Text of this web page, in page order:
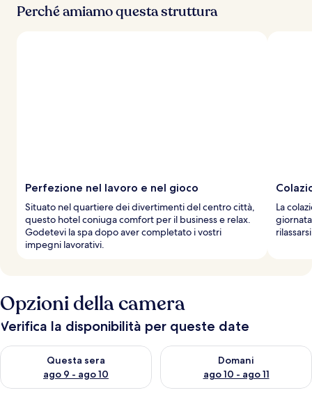
Perché amiamo questa struttura
Perfezione nel lavoro e nel gioco
Situato nel quartiere dei divertimenti del centro città,
questo hotel coniuga comfort per il business e relax.
Godetevi la spa dopo aver completato i vostri
impegni lavorativi.
La
Opzioni della camera
Verifica la disponibilità per queste date
Questa sera
ago 9 - ago 10
Verifica la disponibilità per questa sera, ago 9 - ago 10
Domani
ago 10 - ago 11
Verifica la disponibilità per